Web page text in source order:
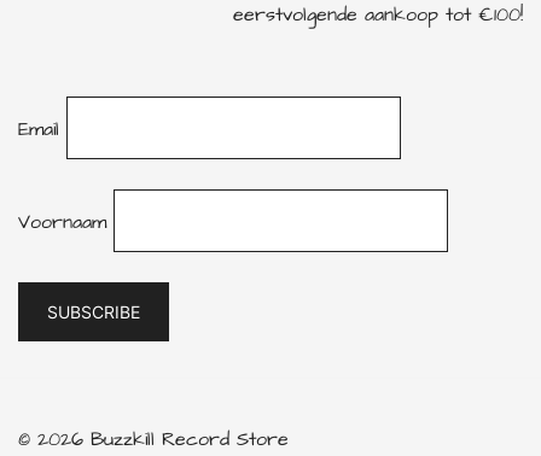
eerstvolgende aankoop tot €100!
Email
Voornaam
© 2026 Buzzkill Record Store